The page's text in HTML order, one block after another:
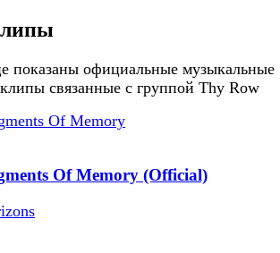
показаны официальные музыкальные
связанные с группой Thy Row
Of Memory (Official)